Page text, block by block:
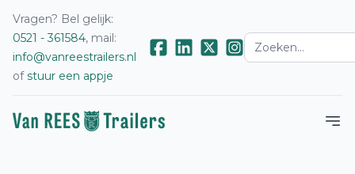
Vragen? Bel gelijk:
0521 - 361584, mail:
info@vanreestrailers.nl
ofstuur een appje